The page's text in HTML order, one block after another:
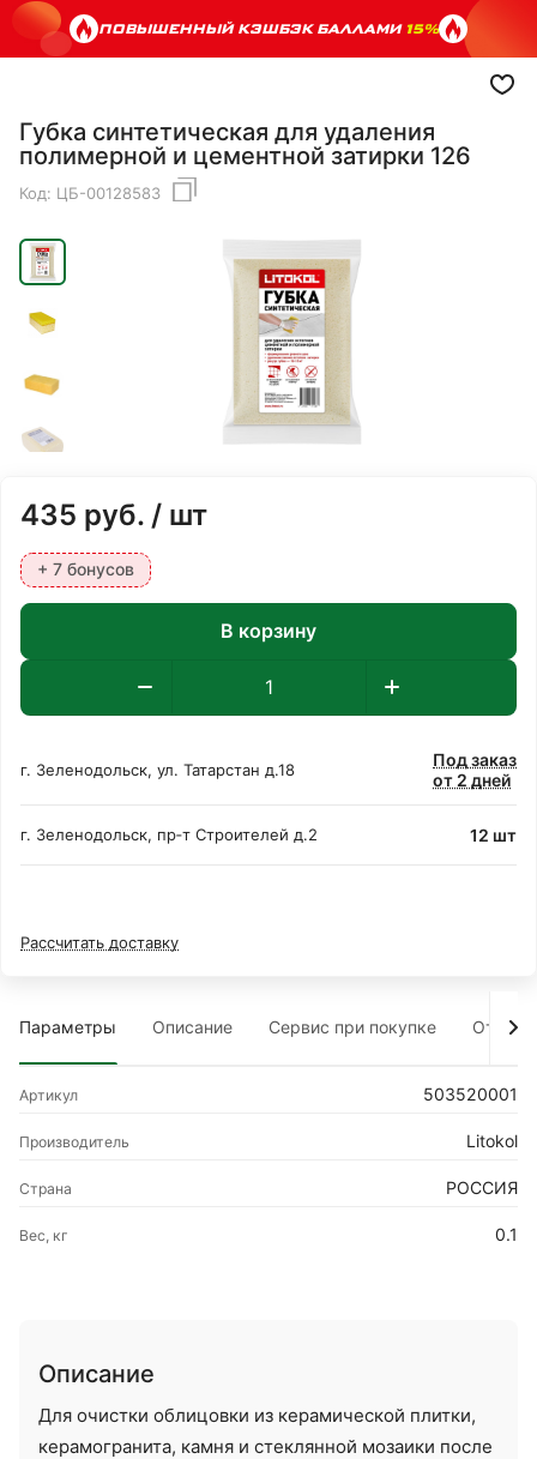
ПОВЫШЕННЫЙ КЭШБЭК БАЛЛАМИ15%
Губка синтетическая для удаления
полимерной и цементной затирки 126
Код: ЦБ-00128583
435 руб. / шт
+ 7 бонусов
В корзину
г. Зеленодольск, ул. Татарстан д.18
Под заказ
от 2 дней
г. Зеленодольск, пр‑т Строителей д.2 12 шт
Рассчитать доставку
Параметры Описание Сервис при покупке Отзывы
Артикул 503520001
Производитель Litokol
Страна РОССИЯ
Вес, кг 0.1
Описание
Для очистки облицовки из керамической плитки,
керамогранита, камня и стеклянной мозаики после